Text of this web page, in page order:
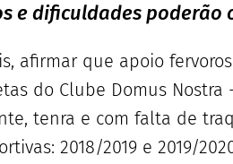
e dificuldades poderão
afirmar que apoio
do Clube Domus
tenra e com falta de
2018/2019 e 2019/